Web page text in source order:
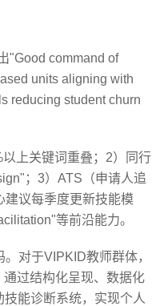
"Good command of
units aligning with
reducing student churn
上关键词重叠；2）同行
；3）ATS（申请人追
建议每季度更新技能模
等前沿能力。
对于VIPKID教师群体，
过结构化呈现、数据化
能诊断系统，实现个人